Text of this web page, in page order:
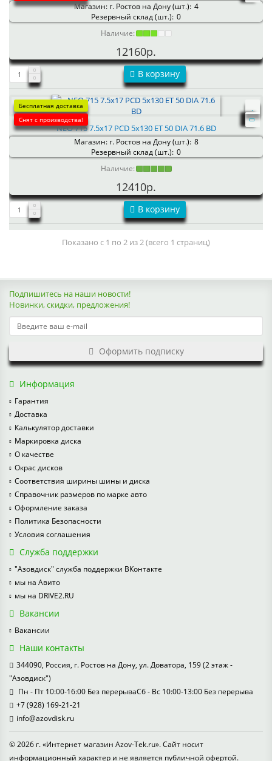
Магазин: г. Ростов на Дону (шт.): 4
Резервный склад (шт.): 0
Наличие:
12160р.
В корзину
Бесплатная доставка
Снят с производства!
NEO 715 7.5x17 PCD 5x130 ET 50 DIA 71.6 BD
Магазин: г. Ростов на Дону (шт.): 8
Резервный склад (шт.): 0
Наличие:
12410р.
В корзину
Показано с 1 по 2 из 2 (всего 1 страниц)
Подпишитесь на наши новости!
Новинки, скидки, предложения!
Оформить подписку
Информация
Гарантия
Доставка
Калькулятор доставки
Маркировка диска
О качестве
Окрас дисков
Соответствия ширины шины и диска
Справочник размеров по марке авто
Оформление заказа
Политика Безопасности
Условия соглашения
Служба поддержки
"Азовдиск" служба поддержки ВКонтакте
мы на Авито
мы на DRIVE2.RU
Вакансии
Вакансии
Наши контакты
344090, Россия, г. Ростов на Дону, ул. Доватора, 159 (2 этаж -
"Азовдиск")
Пн - Пт 10:00-16:00 Без перерываСб - Вс 10:00-13:00 Без перерыва
+7 (928) 169-21-21
info@azovdisk.ru
© 2026 г. «Интернет магазин Azov-Tek.ru». Сайт носит
информационный характер и не является публичной офертой.